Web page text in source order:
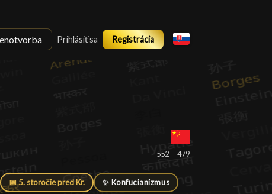
Prihlásiť sa Registrácia
-552 - -479
📅 5. storočie pred Kr. ✨ Konfucianizmus